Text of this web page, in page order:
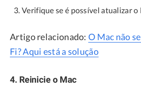
Verifique se é possível atualizar
Artigo relacionado:O Mac não
Fi? Aqui está a solução
4. Reinicie o Mac